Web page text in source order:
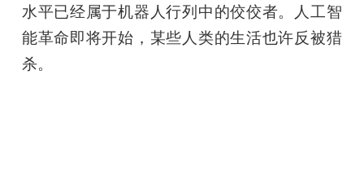
水平已经属于机器人行列中的佼佼者。人工智
能革命即将开始，某些人类的生活也许反被猎
杀。